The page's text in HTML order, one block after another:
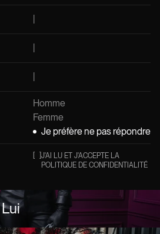
Homme
Femme
Je préfère ne pas répondre
J'AI LU ET J'ACCEPTE LA
POLITIQUE DE CONFIDENTIALITÉ